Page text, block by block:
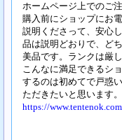
ホームページ上でのご
購入前にショップにお
説明くださって、安心
品は説明どおりで、ど
美品です。ランクは厳
こんなに満足できるシ
するのは初めてで戸惑
ただきたいと思います
https://